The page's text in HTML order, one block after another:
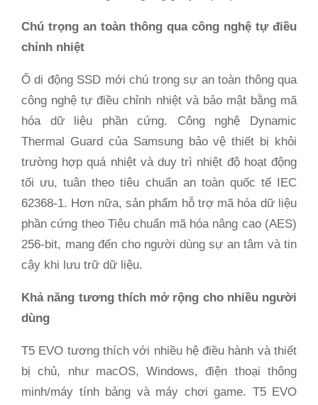
Chú trọng an toàn thông qua công nghệ tự điều
chỉnh nhiệt
Ổ di động SSD mới chú trọng sự an toàn thông qua
công nghệ tự điều chỉnh nhiệt và bảo mật bằng mã
hóa dữ liệu phần cứng. Công nghệ Dynamic
Thermal Guard của Samsung bảo vệ thiết bị khỏi
trường hợp quá nhiệt và duy trì nhiệt độ hoạt động
tối ưu, tuân theo tiêu chuẩn an toàn quốc tế IEC
62368-1. Hơn nữa, sản phẩm hỗ trợ mã hóa dữ liệu
phần cứng theo Tiêu chuẩn mã hóa nâng cao (AES)
256-bit, mang đến cho người dùng sự an tâm và tin
cậy khi lưu trữ dữ liệu.
Khả năng tương thích mở rộng cho nhiều người
dùng
T5 EVO tương thích với nhiều hệ điều hành và thiết
bị chủ, như macOS, Windows, điện thoại thông
minh/máy tính bảng và máy chơi game. T5 EVO